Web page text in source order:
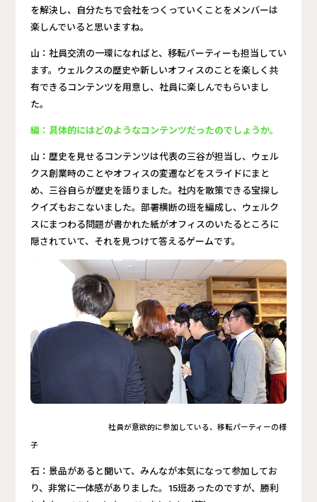
を解決し、自分たちで会社をつくっていくことをメンバーは
楽しんでいると思いますね。
山：社員交流の一環になればと、移転パーティーも担当してい
ます。ウェルクスの歴史や新しいオフィスのことを楽しく共
有できるコンテンツを用意し、社員に楽しんでもらいまし
た。
編：具体的にはどのようなコンテンツだったのでしょうか。
山：歴史を見せるコンテンツは代表の三谷が担当し、ウェル
クス創業時のことやオフィスの変遷などをスライドにまと
め、三谷自らが歴史を語りました。社内を散策できる宝探し
クイズもおこないました。部署横断の班を編成し、ウェルク
スにまつわる問題が書かれた紙がオフィスのいたるところに
隠されていて、それを見つけて答えるゲームです。
社員が意欲的に参加している、移転パーティーの様
子
石：景品があると聞いて、みんなが本気になって参加してお
り、非常に一体感がありました。15班あったのですが、勝利